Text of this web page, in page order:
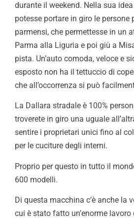
durante il weekend. Nella sua
potesse portare in giro le persone
parmensi, che permettesse in un
Parma alla Liguria e poi giù a
pista. Un’auto comoda, veloce e
esposto non ha il tettuccio di
che all’occorrenza si può
La Dallara stradale è 100%
troverete in giro una uguale
sentire i proprietari unici fino al
per le cuciture degli interni.
Proprio per questo in tutto il
600 modelli.
Di questa macchina c’è anche la
cui è stato fatto un’enorme